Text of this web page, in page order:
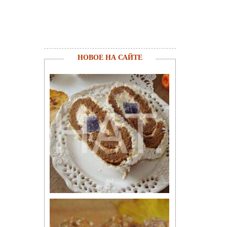
НОВОЕ НА САЙТЕ